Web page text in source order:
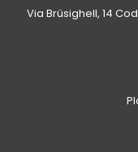
Via Brüsighell, 14